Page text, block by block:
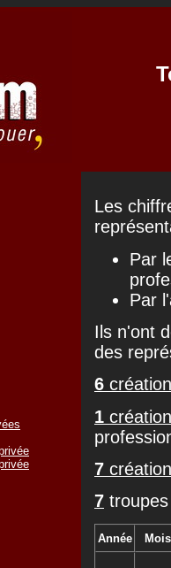
Les
Par
Par
Ils n'ont
des
6
1
7
7
Année Mois